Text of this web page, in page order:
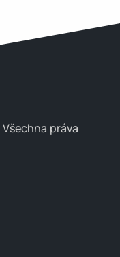
Všechna práva